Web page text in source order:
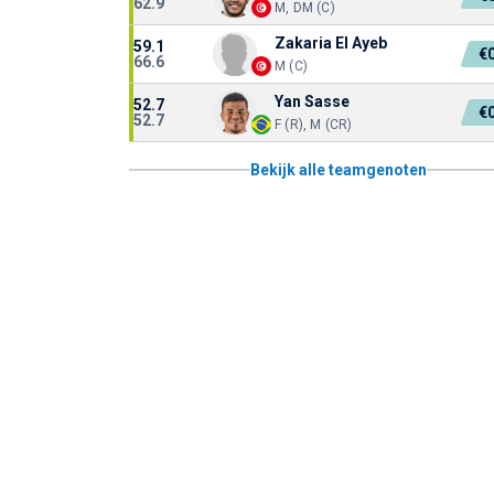
M, DM (C)
59.1
66.6
Zakaria El Ayeb
M (C)
52.7
52.7
Yan Sasse
F (R), M (CR)
Bekijk alle teamgenoten